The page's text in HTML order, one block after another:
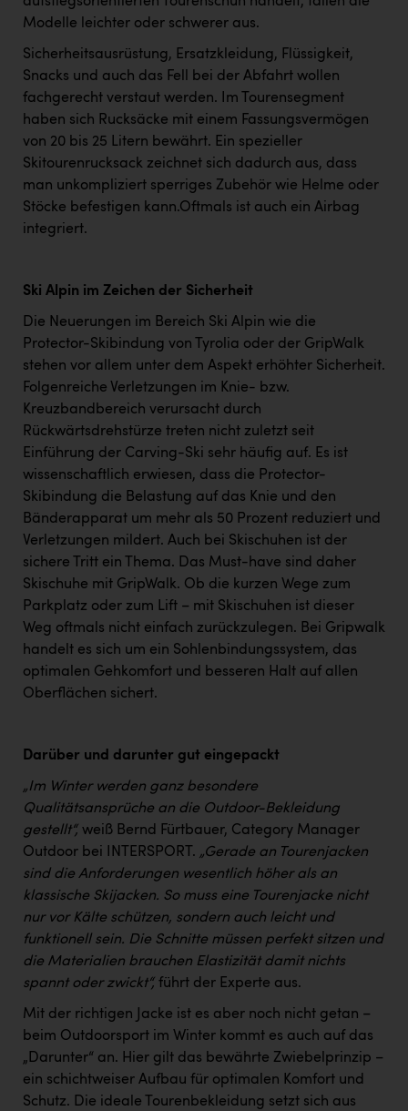
Modelle leichter oder schwerer aus.
Sicherheitsausrüstung, Ersatzkleidung, Flüssigkeit,
Snacks und auch das Fell bei der Abfahrt wollen
fachgerecht verstaut werden. Im Tourensegment
haben sich Rucksäcke mit einem Fassungsvermögen
von 20 bis 25 Litern bewährt. Ein spezieller
Skitourenrucksack zeichnet sich dadurch aus, dass
man unkompliziert sperriges Zubehör wie Helme oder
Stöcke befestigen kann.Oftmals ist auch ein Airbag
integriert.
Ski Alpin im Zeichen der Sicherheit
Die Neuerungen im Bereich Ski Alpin wie die
Protector-Skibindung von Tyrolia oder der GripWalk
stehen vor allem unter dem Aspekt erhöhter Sicherheit.
Folgenreiche Verletzungen im Knie- bzw.
Kreuzbandbereich verursacht durch
Rückwärtsdrehstürze treten nicht zuletzt seit
Einführung der Carving-Ski sehr häufig auf. Es ist
wissenschaftlich erwiesen, dass die Protector-
Skibindung die Belastung auf das Knie und den
Bänderapparat um mehr als 50 Prozent reduziert und
Verletzungen mildert. Auch bei Skischuhen ist der
sichere Tritt ein Thema. Das Must-have sind daher
Skischuhe mit GripWalk. Ob die kurzen Wege zum
Parkplatz oder zum Lift – mit Skischuhen ist dieser
Weg oftmals nicht einfach zurückzulegen. Bei Gripwalk
handelt es sich um ein Sohlenbindungssystem, das
optimalen Gehkomfort und besseren Halt auf allen
Oberflächen sichert.
Darüber und darunter gut eingepackt
„Im Winter werden ganz besondere
Qualitätsansprüche an die Outdoor-Bekleidung
gestellt“, weiß Bernd Fürtbauer, Category Manager
Outdoor bei INTERSPORT. „Gerade an Tourenjacken
sind die Anforderungen wesentlich höher als an
klassische Skijacken. So muss eine Tourenjacke nicht
nur vor Kälte schützen, sondern auch leicht und
funktionell sein. Die Schnitte müssen perfekt sitzen und
die Materialien brauchen Elastizität damit nichts
spannt oder zwickt“, führt der Experte aus.
Mit der richtigen Jacke ist es aber noch nicht getan –
beim Outdoorsport im Winter kommt es auch auf das
„Darunter“ an. Hier gilt das bewährte Zwiebelprinzip –
ein schichtweiser Aufbau für optimalen Komfort und
Schutz. Die ideale Tourenbekleidung setzt sich aus